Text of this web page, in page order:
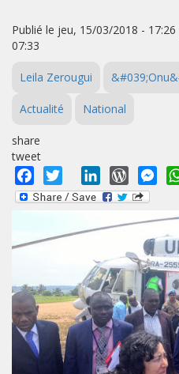
Publié le jeu, 15/03/2018 -
07:33
Leila Zerougui
Actualité National
share
tweet
Facebook
Twitter LinkedIn